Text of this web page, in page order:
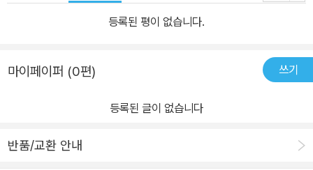
외우는 게 더 어렵지 않을까요? 영단어의 생성 원리는 미국 초등학생
들도 수업시간에 배운답니다. 게임처럼 퀴즈처럼 영단어의 원리를 익
원정대>와 함께라면 더 흥미진진하지 않을까요?
등록된 평이 없습니다.
마이페이퍼 (0편) 쓰기
등록된 글이 없습니다
반품/교환 안내